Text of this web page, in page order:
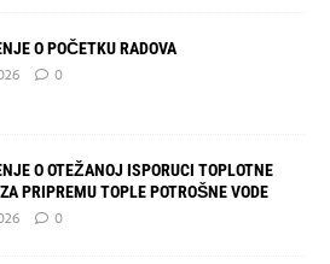
O POČETKU RADOVA
0
O OTEŽANOJ ISPORUCI TOPLOTNE
PRIPREMU TOPLE POTROŠNE VODE
0